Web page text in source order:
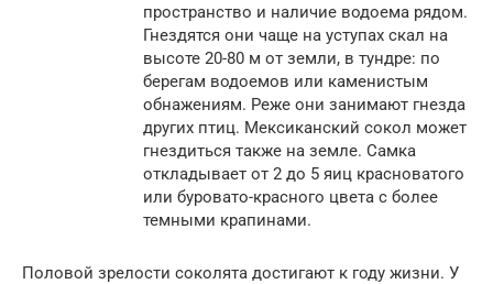
пространство и наличие водоема рядом.
Гнездятся они чаще на уступах скал на
высоте 20-80 м от земли, в тундре: по
берегам водоемов или каменистым
обнажениям. Реже они занимают гнезда
других птиц. Мексиканский сокол может
гнездиться также на земле. Самка
откладывает от 2 до 5 яиц красноватого
или буровато-красного цвета с более
темными крапинами.
Половой зрелости соколята достигают к году жизни. У